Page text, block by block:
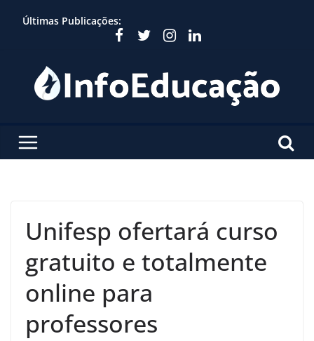
Últimas Publicações:
Unifesp ofertará curso
gratuito e totalmente
online para
professores